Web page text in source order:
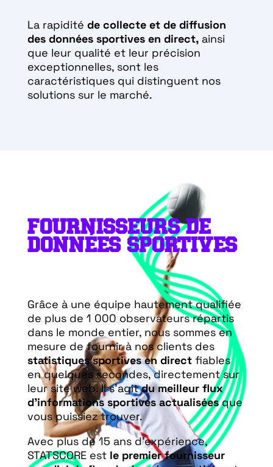
La rapidité de collecte et de diffusion
des données sportives en direct,ainsi
que leur qualité et leur précision
exceptionnelles, sont les
caractéristiques qui distinguent nos
solutions sur le marché.
FOURNISSEURS DE
DONNÉES SPORTIVES
Grâce à une équipe hautement qualifiée
de plus de 1 000 observateurs répartis
dans le monde entier, nous sommes en
mesure de fournir à nos clients des
statistiques sportives en directfiables
en quelques secondes, directement sur
leur site web. Il s’agitdu meilleur flux
d’informations sportives actualiséesque
vous puissiez trouver.
Avec plus de 15 ans d’expérience,
STATSCORE est le premier fournisseur